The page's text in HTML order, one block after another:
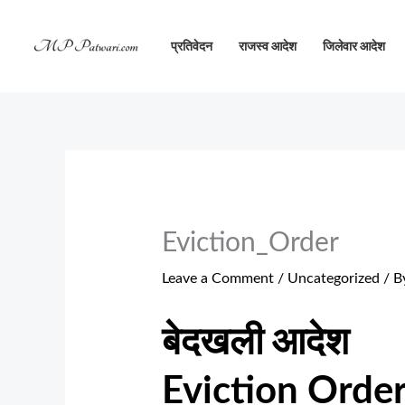
प्रतिवेदन राजस्व आदेश जिलेवार आदेश
Eviction_Order
Leave a Comment / Uncategorized /
बेदखली आदेश
Eviction